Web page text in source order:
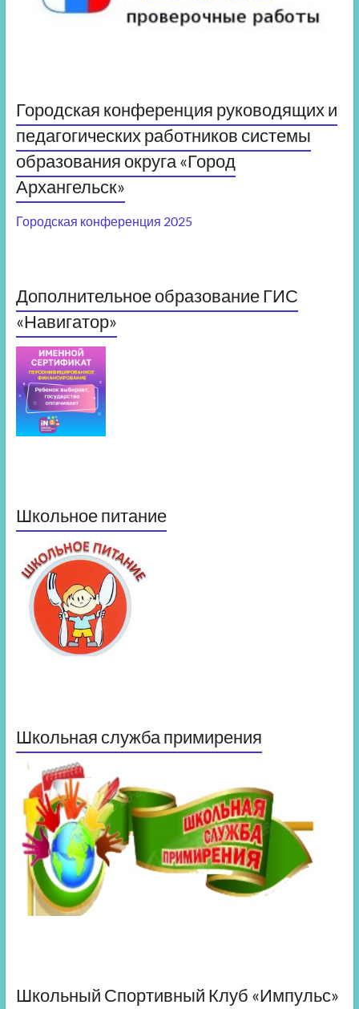
Городская конференция руководящих и
педагогических работников системы
образования округа «Город
Архангельск»
Городская конференция 2025
Дополнительное образование ГИС
«Навигатор»
Школьное питание
Школьная служба примирения
Школьный Спортивный Клуб «Импульс»